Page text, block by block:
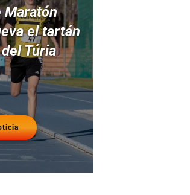
Maratón
el tartán
Túria